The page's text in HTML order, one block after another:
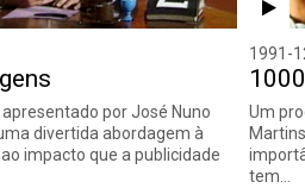
por José Nuno
divertida abordagem à
impacto que a publicidade
1991-
Um
tem…